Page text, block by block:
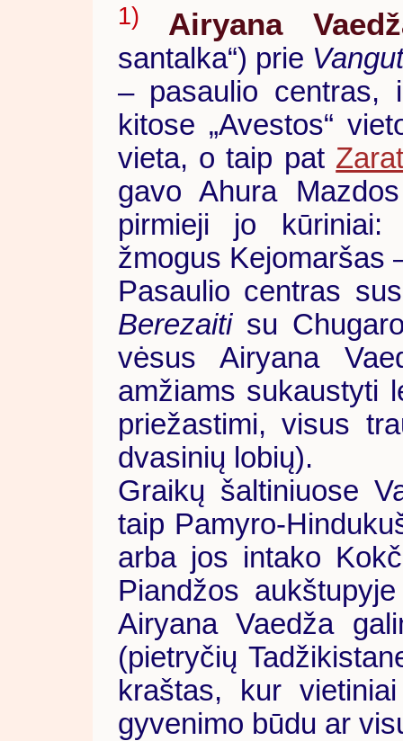
1) Airyana
santalka“) prie
– pasaulio centras,
kitose „Avestos“
vieta, o taip pat
gavo Ahura
pirmieji jo
žmogus Kejomaršas
Pasaulio centras
Berezaitisu
vėsus Airyana
amžiams sukaustyti
priežastimi, visus
dvasinių lobių).
Graikų šaltiniuose
taip Pamyro-
arba jos intako
Piandžos
Airyana Vaedža
(pietryčių
kraštas, kur
gyvenimo būdu ar